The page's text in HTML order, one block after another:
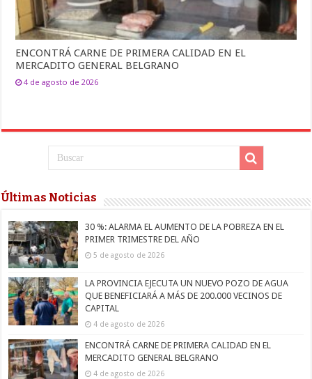
ENCONTRÁ CARNE DE PRIMERA CALIDAD EN EL
MERCADITO GENERAL BELGRANO
4 de agosto de 2026
Últimas Noticias
30 %: ALARMA EL AUMENTO DE LA POBREZA EN EL
PRIMER TRIMESTRE DEL AÑO
5 de agosto de 2026
LA PROVINCIA EJECUTA UN NUEVO POZO DE AGUA
QUE BENEFICIARÁ A MÁS DE 200.000 VECINOS DE
CAPITAL
4 de agosto de 2026
ENCONTRÁ CARNE DE PRIMERA CALIDAD EN EL
MERCADITO GENERAL BELGRANO
4 de agosto de 2026